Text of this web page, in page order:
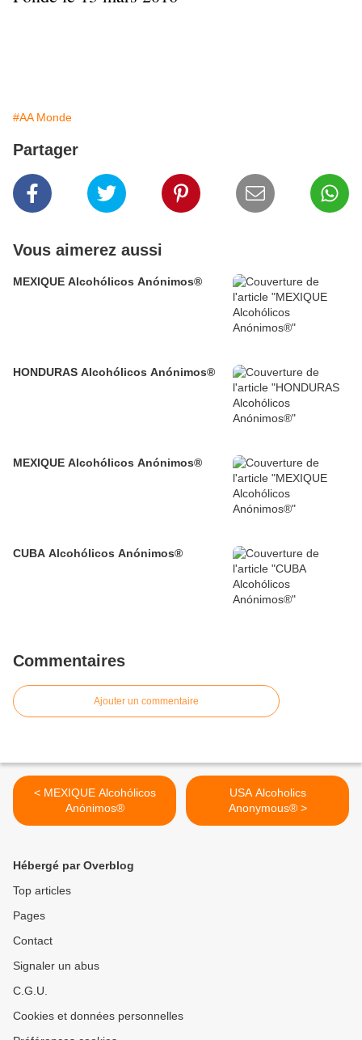
#AA Monde
Partager
Vous aimerez aussi
MEXIQUE Alcohólicos Anónimos®
HONDURAS Alcohólicos Anónimos®
MEXIQUE Alcohólicos Anónimos®
CUBA Alcohólicos Anónimos®
Commentaires
Ajouter un commentaire
< MEXIQUE Alcohólicos
Anónimos®
USA Alcoholics
Anonymous® >
Hébergé par Overblog
Top articles
Pages
Contact
Signaler un abus
C.G.U.
Cookies et données personnelles